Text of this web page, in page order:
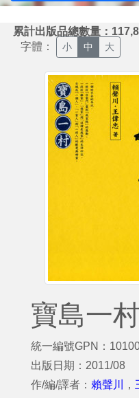
累計出版品總數量：
字體： 小 中 大
寶島一村
統一編號GPN：
出版日期：2011/08
作/編/譯者： 賴聲川 ，